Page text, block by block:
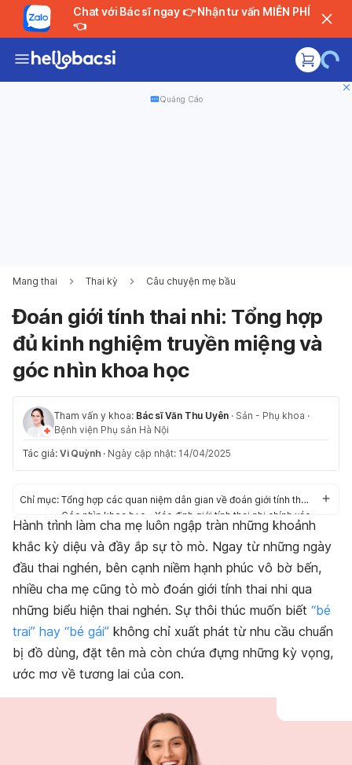
Chat với Bác sĩ ngay 👉 Nhận tư vấn MIỄN PHÍ
👈
Quảng Cáo
Mang thai Thai kỳ Câu chuyện mẹ bầu
Đoán giới tính thai nhi: Tổng hợp
đủ kinh nghiệm truyền miệng và
góc nhìn khoa học
Tham vấn y khoa: Bác sĩ Văn Thu Uyên · Sản - Phụ khoa ·
Bệnh viện Phụ sản Hà Nội
Tác giả: Vi Quỳnh · Ngày cập nhật: 14/04/2025
Chỉ mục:
Tổng hợp các quan niệm dân gian về đoán giới tính thai nhi
Góc nhìn khoa học - Xác định giới tính thai nhi chính xác
bằng cách nào?
Lời khuyên từ bác sĩ về việc đoán giới tính thai nhi
FAQs - Những câu hỏi thường gặp
Kết luận
Hành trình làm cha mẹ luôn ngập tràn những khoảnh
khắc kỳ diệu và đầy ắp sự tò mò. Ngay từ những ngày
đầu thai nghén, bên cạnh niềm hạnh phúc vô bờ bến,
nhiều cha mẹ cũng tò mò đoán giới tính thai nhi qua
những biểu hiện thai nghén. Sự thôi thúc muốn biết “bé
trai” hay “bé gái” không chỉ xuất phát từ nhu cầu chuẩn
bị đồ dùng, đặt tên mà còn chứa đựng những kỳ vọng,
ước mơ về tương lai của con.